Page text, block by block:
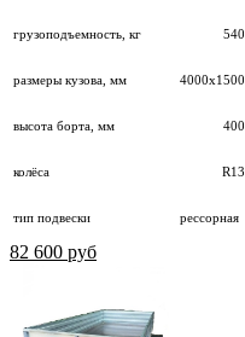
грузоподъемность, кг 540
размеры кузова, мм 4000х1500
высота борта, мм 400
колёса R13
тип подвески рессорная
82 600 руб